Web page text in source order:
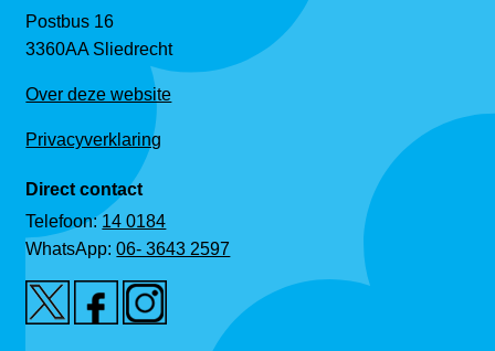
Postbus 16
3360AA Sliedrecht
Over deze website
Privacyverklaring
Direct contact
Telefoon:14 0184
WhatsApp:06- 3643 2597